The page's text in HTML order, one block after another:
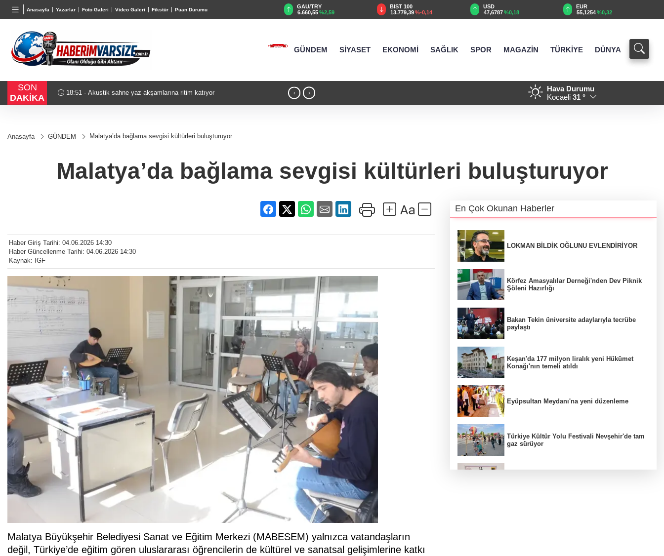
Anasayfa Yazarlar Foto Galeri Video Galeri Fikstür Puan Durumu
TND
16,3788%0,90
BGN
27,9743%-0,22
0,0018
GAU/TRY
6.660,55%2,59
BIST 100
13.779,39 %-0,14
USD
47,6787%0,18
EUR
55,1254 %0,32
GÜNDEM SİYASET EKONOMİ SAĞLIK SPOR MAGAZİN TÜRKİYE DÜNYA
SON
DAKİKA
büyüledi 18:51 - Akustik sahne yaz akşamlarına ritim katıyor 18:37 - Denizli'de 160 milyon
‹ ›
Hava Durumu
Kocaeli 31 °
Anasayfa GÜNDEM Malatya’da bağlama sevgisi kültürleri buluşturuyor
Malatya’da bağlama sevgisi kültürleri buluşturuyor
Haber Giriş Tarihi: 04.06.2026 14:30
Haber Güncellenme Tarihi: 04.06.2026 14:30
Kaynak: IGF
Malatya Büyükşehir Belediyesi Sanat ve Eğitim Merkezi (MABESEM) yalnızca vatandaşların
değil, Türkiye’de eğitim gören uluslararası öğrencilerin de kültürel ve sanatsal gelişimlerine katkı
En Çok Okunan Haberler
LOKMAN BİLDİK OĞLUNU EVLENDİRİYOR
Körfez Amasyalılar Derneği'nden Dev Piknik
Şöleni Hazırlığı
Bakan Tekin üniversite adaylarıyla tecrübe
paylaştı
Keşan'da 177 milyon liralık yeni Hükümet
Konağı'nın temeli atıldı
Eyüpsultan Meydanı'na yeni düzenleme
Türkiye Kültür Yolu Festivali Nevşehir'de tam
gaz sürüyor